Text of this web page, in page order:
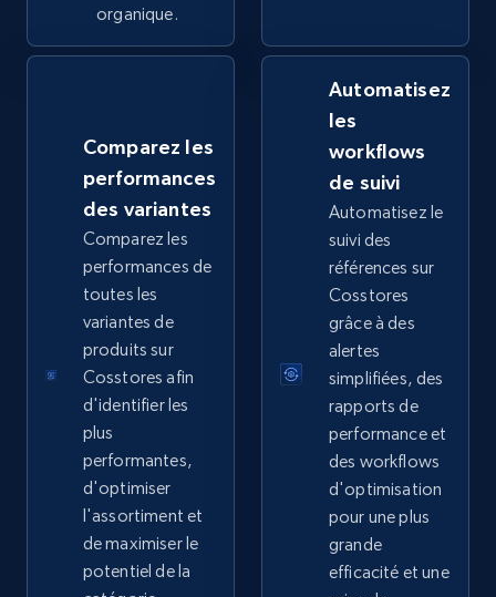
Rating, Reviews count, Images, Variations, and
Commencer
Amazon products global dataset
Title, Seller name, Brand, Description, Initial
price, Currency, Availability, Reviews count, and
more.
2.1K+ Commencer
Amazon products global dataset - Collects
products by specific category URL
Title, Seller name, Brand, Description, Initial
price, Currency, Availability, Reviews count, and
more.
organique.
Comparez les
performances
des variantes
Comparez les
performances de
toutes les
variantes de
produits sur
Cosstores afin
d'identifier les
plus
performantes,
d'optimiser
l'assortiment et
de maximiser le
potentiel de la
Automatisez
les
workflows
de suivi
Automatisez le
suivi des
références sur
Cosstores
grâce à des
alertes
simplifiées, des
rapports de
performance et
des workflows
d'optimisation
pour une plus
grande
efficacité et une